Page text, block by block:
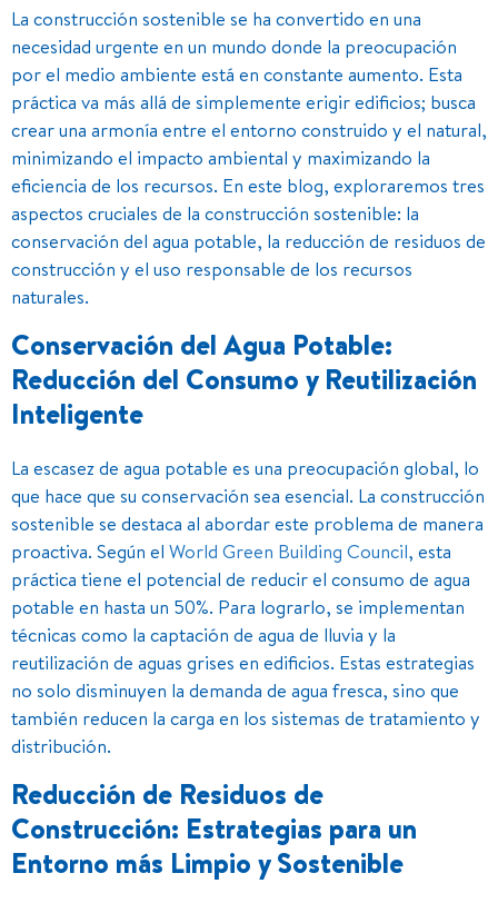
La construcción sostenible se ha convertido en una
necesidad urgente en un mundo donde la preocupación
por el medio ambiente está en constante aumento. Esta
práctica va más allá de simplemente erigir edificios; busca
crear una armonía entre el entorno construido y el natural,
minimizando el impacto ambiental y maximizando la
eficiencia de los recursos. En este blog, exploraremos tres
aspectos cruciales de la construcción sostenible: la
conservación del agua potable, la reducción de residuos de
construcción y el uso responsable de los recursos
naturales.
Conservación del Agua Potable:
Reducción del Consumo y Reutilización
Inteligente
La escasez de agua potable es una preocupación global, lo
que hace que su conservación sea esencial. La construcción
sostenible se destaca al abordar este problema de manera
proactiva. Según el World Green Building Council, esta
práctica tiene el potencial de reducir el consumo de agua
potable en hasta un 50%. Para lograrlo, se implementan
técnicas como la captación de agua de lluvia y la
reutilización de aguas grises en edificios. Estas estrategias
no solo disminuyen la demanda de agua fresca, sino que
también reducen la carga en los sistemas de tratamiento y
distribución.
Reducción de Residuos de
Construcción: Estrategias para un
Entorno más Limpio y Sostenible